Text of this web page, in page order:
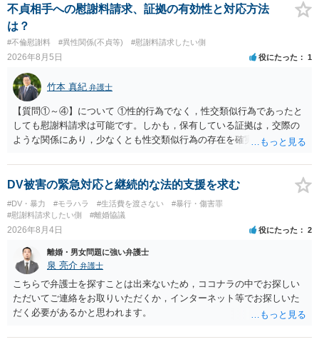
は、結局所轄だと思われますので、やはり結論は変わらないかもしれ
ないです。 一度、最寄りの「刑事に強い」とうたっている弁護士に相
談してみてはいかがでしょうか。 以上、ご参考まで。
不貞相手への慰謝料請求、証拠の有効性と対応方法
は？
#不倫慰謝料 #異性関係(不貞等) #慰謝料請求したい側
2026年8月5日 役にたった 1
竹本 真紀 弁護士
【質問①～④】について ①性的行為でなく，性交類似行為であったと
しても慰謝料請求は可能です。しかも，保有している証拠は，交際の
ような関係にあり，少なくとも性交類似行為の存在を確実に証明でき
ことを窺わせるものです。）。ですから，慰謝料請求を進めることで
よいと思います。 ただ．慰謝料額については，婚姻破綻に至っていな
いとして，この点を考慮されることになるかもしれません。 ②夫との
今後のことを考えて書いてもらうか否かを検討するのがよいと思いま
す。今ある証拠以上のことを証明（証明力を強めることも含む）でき
う。慰謝料請求としては証拠として使えることが前提であり，その価
値と夫との関係との均衡のように思います。 ③行政書士に委任をして
いるのであれば，どのような内容の委任なのか不明ですが，その行政
書士との協議になると思います。請求するか，訴訟にするか，その点
の見極めや，相手方は性交類似行為は認めているのか，それさえも否
す。 ④性交類似行為を認めているにもかかわらず支払を拒否するので
DV被害の緊急対応と継続的な法的支援を求む
#DV・暴力 #モラハラ #生活費を渡さない
#暴行・傷害罪
#慰謝料請求したい側
#離婚協議
2026年8月4日 役にたった 2
離婚・男女問題に強い弁護士
泉 亮介 弁護士
こちらで弁護士を探すことは出来ないため，ココナラの中でお探しい
ただいてご連絡をお取りいただくか，インターネット等でお探しいた
だく必要があるかと思われます。